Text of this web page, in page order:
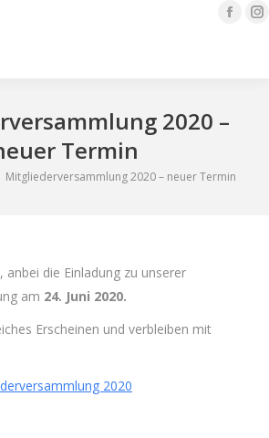
2020 –
Termin
Mitgliederversammlung 2020 – neuer Termin
anbei die Einladung zu unserer
am 24. Juni 2020.
Erscheinen und verbleiben mit
2020